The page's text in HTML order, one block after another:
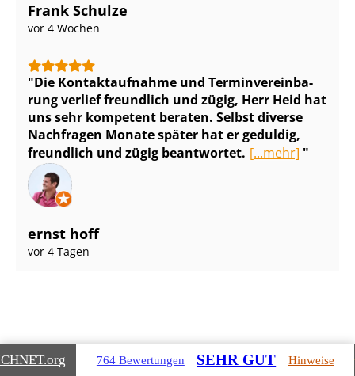
Frank Schulze
vor 4 Wochen
Die Kontaktaufnahme und Ter­min­ver­ein­ba­
rung verlief freundlich und zügig, Herr Heid hat
uns sehr kompetent beraten. Selbst diverse
Nachfragen Monate später hat er geduldig,
freundlich und zügig beantwortet. [...mehr]
ernst hoff
vor 4 Tagen
.org 764 Bewertungen SEHR GUT Hinweise